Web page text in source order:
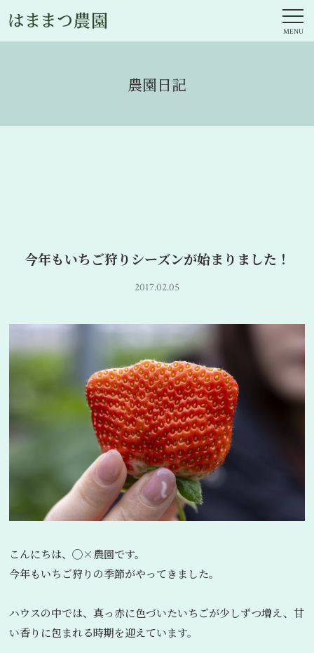
農園日記
今年もいちご狩りシーズンが始まりました！
2017.02.05
こんにちは、◯×農園です。
今年もいちご狩りの季節がやってきました。
ハウスの中では、真っ赤に色づいたいちごが少しずつ増え、甘
い香りに包まれる時期を迎えています。